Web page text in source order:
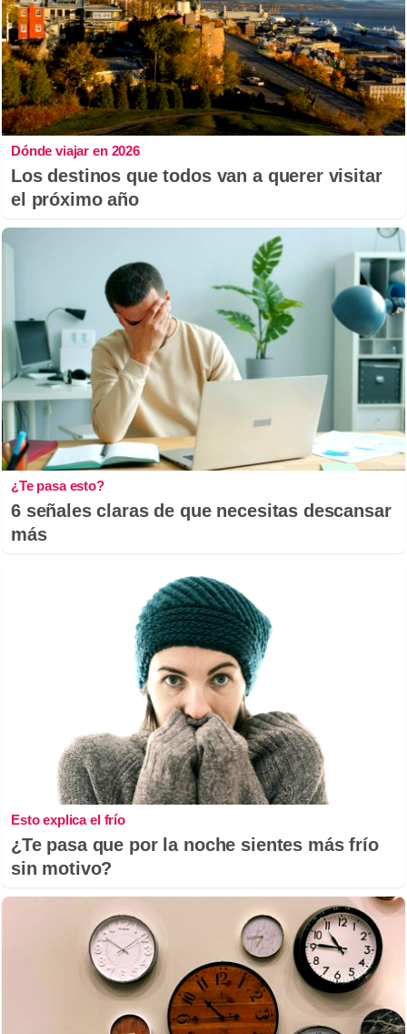
Dónde viajar en 2026
Los destinos que todos van a querer visitar
el próximo año
¿Te pasa esto?
6 señales claras de que necesitas descansar
más
Esto explica el frío
¿Te pasa que por la noche sientes más frío
sin motivo?